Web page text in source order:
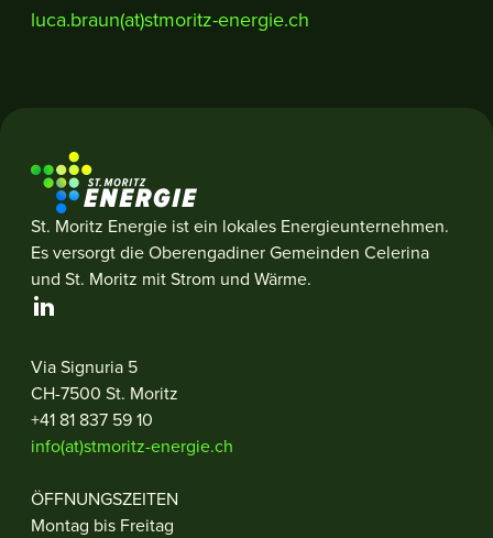
luca.braun(at)stmoritz-energie.ch
St. Moritz Energie ist ein lokales Energieunternehmen.
Es versorgt die Oberengadiner Gemeinden Celerina
und St. Moritz mit Strom und Wärme.
Via Signuria 5
CH-7500 St. Moritz
+41 81 837 59 10
info(at)stmoritz-energie.ch
ÖFFNUNGSZEITEN
Montag bis Freitag